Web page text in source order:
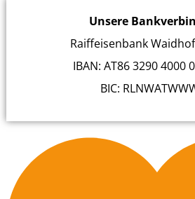
Unsere
Raiffeisenbank
IBAN: AT86 3290 4000
BIC: